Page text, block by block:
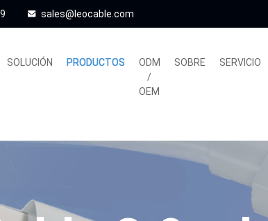
sales@leocable.com
SOLUCIÓN PRODUCTOS
ODM
/
OEM
SOBRE SERVICIO